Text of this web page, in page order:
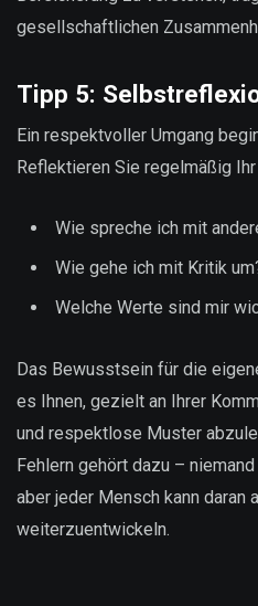
gesellschaftlichen
Tipp 5:
Ein respektvoller Umgang
Reflektieren Sie regelmäßig
Wie spreche ich mit
Wie gehe ich mit Kritik
Welche Werte sind mir
Das Bewusstsein für die
es Ihnen, gezielt an Ihrer
und respektlose Muster
Fehlern gehört dazu –
aber jeder Mensch kann daran
weiterzuentwickeln.